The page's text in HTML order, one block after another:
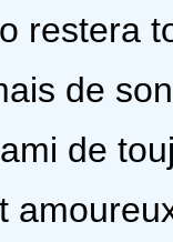
restera
de
de